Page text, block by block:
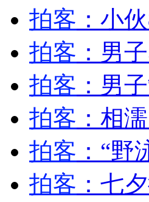
女孩北京地铁殴打老人 痛
无痛分娩是否安全 医生回应
外交部：反对强权政治霸凌
外交部：有关国家言论片面
拍客 ：小
拍客 ：男
拍客 ：男
拍客 ：相
拍客 ：“
拍客 ：七